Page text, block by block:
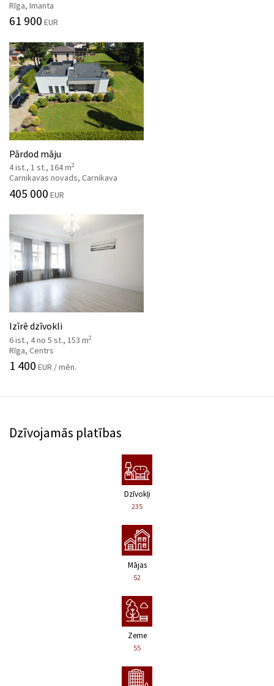
Rīga, Imanta
61 900 EUR
Pārdod māju
4 ist., 1 st., 164 m2
Carnikavas novads, Carnikava
405 000 EUR
Izīrē dzīvokli
6 ist., 4 no 5 st., 153 m2
Rīga, Centrs
1 400 EUR / mēn.
Dzīvojamās platības
Dzīvokļi
235
Mājas
52
Zeme
55